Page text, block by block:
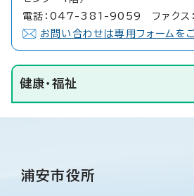
電話：047-381-9059 ファク
お問い合わせは専用フォームを
健康・福祉
浦安市役所